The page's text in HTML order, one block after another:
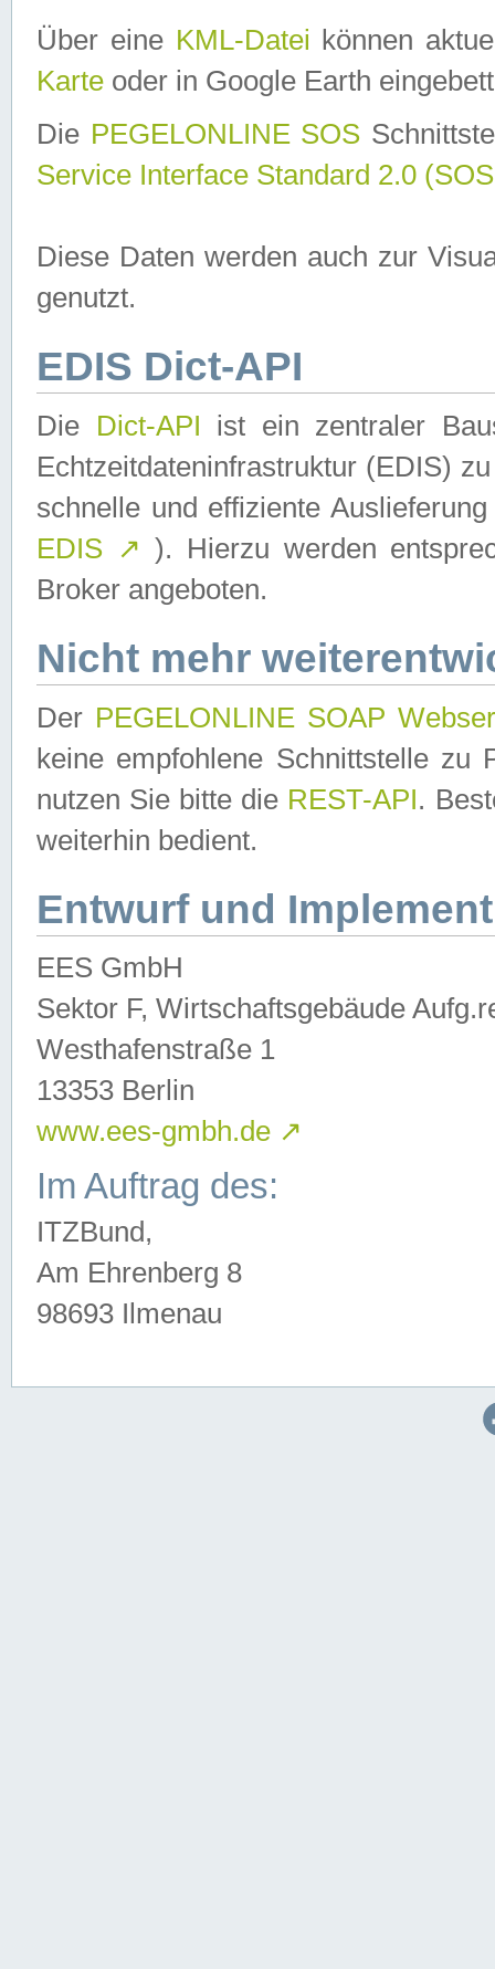
Über eine KML-Datei können
Karte oder in Google Earth
Die PEGELONLINE SOS
Service Interface Standard 2.0
Diese Daten werden auch zur
genutzt.
EDIS Dict-API
Die Dict-API ist ein zentraler
Echtzeitdateninfrastruktur (EDIS)
schnelle und effiziente
EDIS ↗ ). Hierzu werden
Broker angeboten.
Nicht mehr
Der PEGELONLINE SOAP
keine empfohlene Schnittstelle zu
nutzen Sie bitte die REST-API.
weiterhin bedient.
Entwurf und
EES GmbH
Sektor F, Wirtschaftsgebäude
Westhafenstraße 1
13353 Berlin
www.ees-gmbh.de ↗
Im Auftrag des:
ITZBund,
Am Ehrenberg 8
98693 Ilmenau